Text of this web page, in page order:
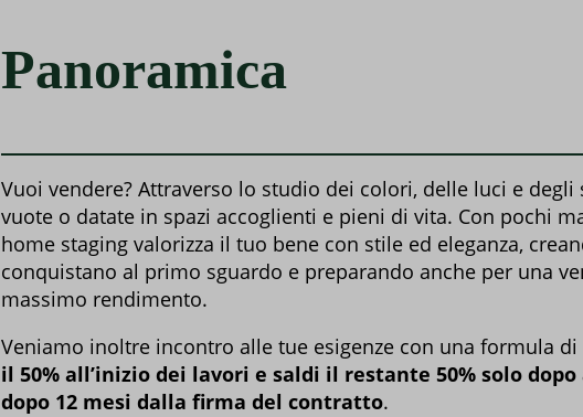
Panoramica
Vuoi vendere? Attraverso lo studio dei colori, delle luci e
vuote o datate in spazi accoglienti e pieni di vita. Con pochi
home staging valorizza il tuo bene con stile ed eleganza,
conquistano al primo sguardo e preparando anche per una
massimo rendimento.
Veniamo inoltre incontro alle tue esigenze con una formula
il 50% all’inizio dei lavori e saldi il restante 50% solo
dopo 12 mesi dalla firma del contratto.